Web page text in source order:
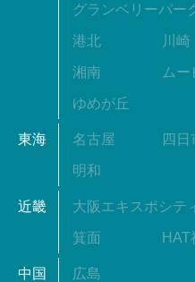
グランベリーパー
港北 川崎
湘南 ムー
ゆめが丘
東海 名古屋 四日
明和
近畿 大阪エキスポシテ
箕面 HAT
中国 広島